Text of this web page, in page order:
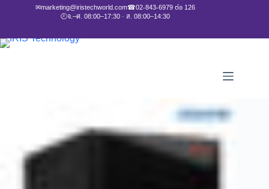
✉marketing@iristechworld.com☎02-843-6979 ต่อ 126
🕘จ.–ศ. 08:00–17:30 · ส. 08:00–14:30